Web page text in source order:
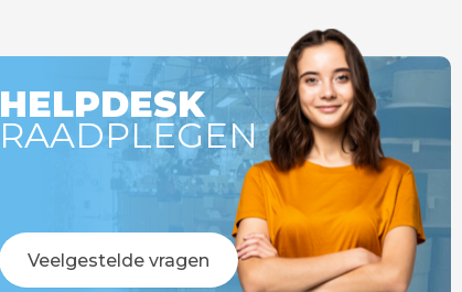
Op werkdagen voor 14:00 uur besteld =
vandaag verstuurd!
HELPDESK
RAADPLEGEN
Veelgestelde vragen